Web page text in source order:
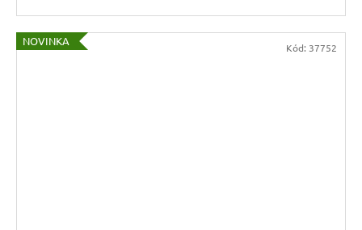
NOVINKA Kód: 37752